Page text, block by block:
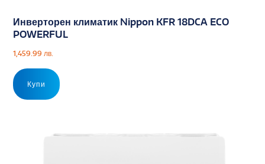
Инверторен климатик Nippon KFR 18DCA ECO
POWERFUL
1,459.99 лв.
Купи